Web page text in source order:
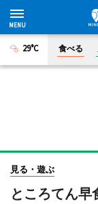
29°C 食べる
見る・遊ぶ
ところてん早